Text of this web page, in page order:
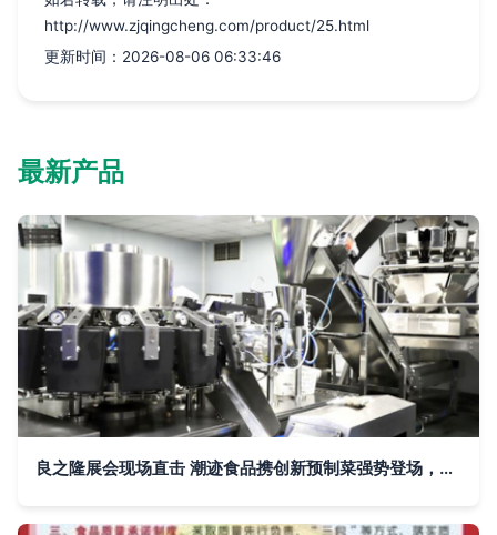
http://www.zjqingcheng.com/product/25.html
更新时间：2026-08-06 06:33:46
最新产品
良之隆展会现场直击 潮迹食品携创新预制菜强势登场，引领新一代品质生活新风尚